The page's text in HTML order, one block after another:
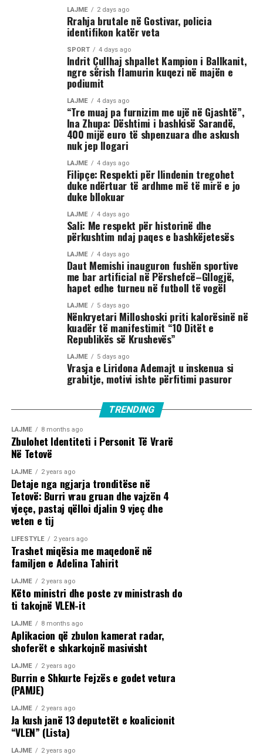
Sipas informacioneve të publikuara, gjatë rrahjes, njëri
nga djemtë është goditur në pjesën e kokës, pas së cilës
ka rënë në tokë dhe ka mbetur i palëvizshëm.
Përkundër faktit se po shtrihej në rrugë, në incizim
shihet se sulmi ka vazhduar me goditje të shumta ndaj
trupit të tij, gjë që ka shkaktuar reagime dhe dënime të
ashpra në rrjetet sociale.(INA)
LAJME 2 days ago
Rrahja brutale në Gostivar, policia
identifikon katër veta
SPORT 4 days ago
Indrit Çullhaj shpallet Kampion i Ballkanit,
ngre sërish flamurin kuqezi në majën e
podiumit
LAJME 4 days ago
“Tre muaj pa furnizim me ujë në Gjashtë”,
Ina Zhupa: Dështimi i bashkisë Sarandë,
400 mijë euro të shpenzuara dhe askush
nuk jep llogari
LAJME 4 days ago
Filipçe: Respekti për Ilindenin tregohet
duke ndërtuar të ardhme më të mirë e jo
duke bllokuar
LAJME 4 days ago
Sali: Me respekt për historinë dhe
përkushtim ndaj paqes e bashkëjetesës
LAJME 4 days ago
Daut Memishi inauguron fushën sportive
me bar artificial në Përshefcë–Gllogjë,
hapet edhe turneu në futboll të vogël
LAJME 5 days ago
Nënkryetari Milloshoski priti kalorësinë në
kuadër të manifestimit “10 Ditët e
Republikës së Krushevës”
LAJME 5 days ago
Vrasja e Liridona Ademajt u inskenua si
grabitje, motivi ishte përfitimi pasuror
TRENDING
LAJME 8 months ago
Zbulohet Identiteti i Personit Të Vrarë
Në Tetovë
LAJME 2 years ago
Detaje nga ngjarja tronditëse në
Tetovë: Burri vrau gruan dhe vajzën 4
vjeçe, pastaj qëlloi djalin 9 vjeç dhe
veten e tij
LIFESTYLE 2 years ago
Trashet miqësia me maqedonë në
familjen e Adelina Tahirit
LAJME 2 years ago
Këto ministri dhe poste zv ministrash do
ti takojnë VLEN-it
LAJME 8 months ago
Aplikacion që zbulon kamerat radar,
shoferët e shkarkojnë masivisht
LAJME 2 years ago
Burrin e Shkurte Fejzës e godet vetura
(PAMJE)
LAJME 2 years ago
Ja kush janë 13 deputetët e koalicionit
“VLEN” (Lista)
LAJME 2 years ago